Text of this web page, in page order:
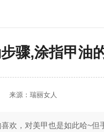
骤,涂指甲油
来源：瑞丽女人
欢，对美甲也是如此哈~